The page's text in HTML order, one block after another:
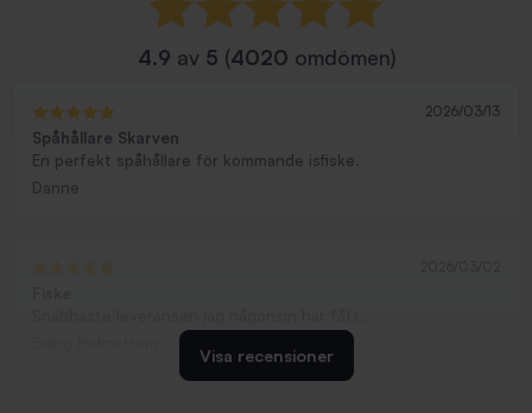
4.9 av 5 (4020 omdömen)
2026/03/13
Spåhållare Skarven
En perfekt spåhållare för kommande isfiske.
Danne
Visa recensioner